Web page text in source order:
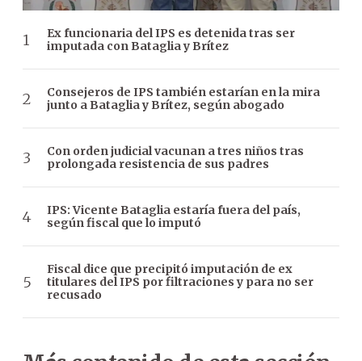
Ex funcionaria del IPS es detenida tras ser
imputada con Bataglia y Brítez
Consejeros de IPS también estarían en la mira
junto a Bataglia y Brítez, según abogado
Con orden judicial vacunan a tres niños tras
prolongada resistencia de sus padres
IPS: Vicente Bataglia estaría fuera del país,
según fiscal que lo imputó
Fiscal dice que precipitó imputación de ex
titulares del IPS por filtraciones y para no ser
recusado